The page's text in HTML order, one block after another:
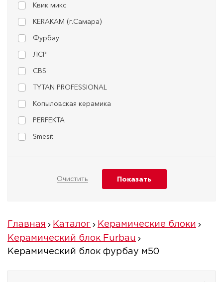
Квик микс
KERAKAM (г.Самара)
Фурбау
ЛСР
CBS
TYTAN PROFESSIONAL
Копыловская керамика
PERFEKTA
Smesit
Главная Каталог
Керамические блоки
Керамический блок Furbau
Керамический блок фурбау м50